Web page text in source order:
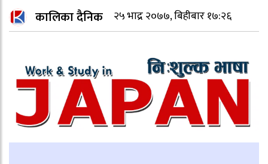
कालिका दैनिक २५ भाद्र २०७७, बिहीबार १७:२६